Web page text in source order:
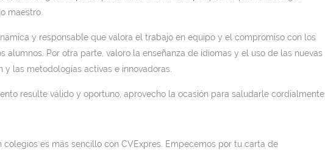
maestro.
y responsable que valora el trabajo en equipo y el compromiso con los
alumnos. Por otra parte, valoro la enseñanza de idiomas y el uso de las nuevas
las metodologías activas e innovadoras.
resulte válido y oportuno, aprovecho la ocasión para saludarle cordialmente.
colegios es más sencillo con CVExpres. Empecemos por tu carta de